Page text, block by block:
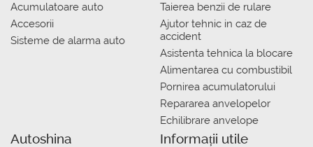
Acumulatoare auto
Accesorii
Sisteme de alarma auto
Taierea benzii de rulare
Ajutor tehnic in caz de
accident
Asistenta tehnica la blocare
Alimentarea cu combustibil
Pornirea acumulatorului
Repararea anvelopelor
Echilibrare anvelope
Autoshina Informații utile